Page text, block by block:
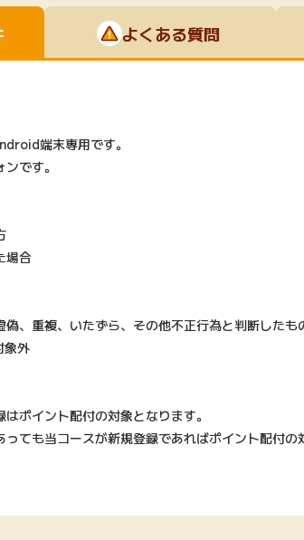
よくある質問
端末専用です。
です。
場合
偽、重複、いたずら、その他不正行為と判断したも
象外
ポイント配付の対象となります。
っても当コースが新規登録であればポイント配付の